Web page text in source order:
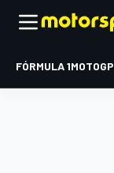
FÓRMULA 1MOTOGP